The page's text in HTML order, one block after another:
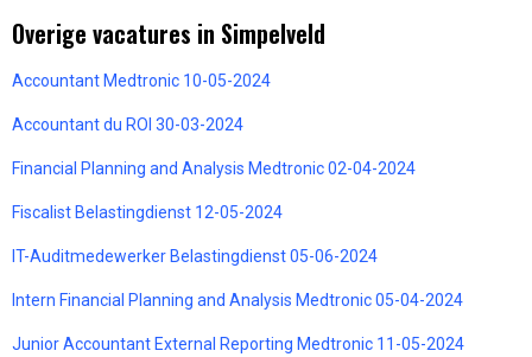
Overige vacatures in Simpelveld
Accountant Medtronic 10-05-2024
Accountant du ROI 30-03-2024
Financial Planning and Analysis Medtronic 02-04-2024
Fiscalist Belastingdienst 12-05-2024
IT-Auditmedewerker Belastingdienst 05-06-2024
Intern Financial Planning and Analysis Medtronic 05-04-2024
Junior Accountant External Reporting Medtronic 11-05-2024